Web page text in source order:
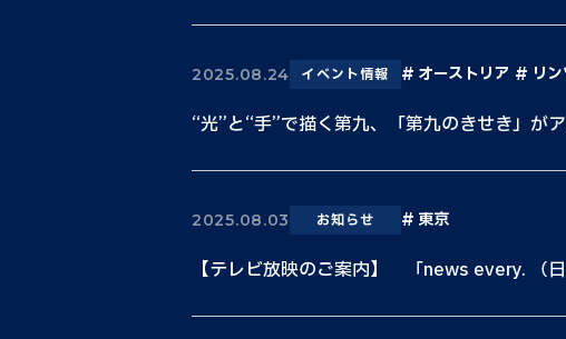
2025.08.24 イベント情報 オーストリア リ
“光”と“手”で描く第九、「第九のきせき」が
2025.08.03 お知らせ 東京
【テレビ放映のご案内】 「news every. （